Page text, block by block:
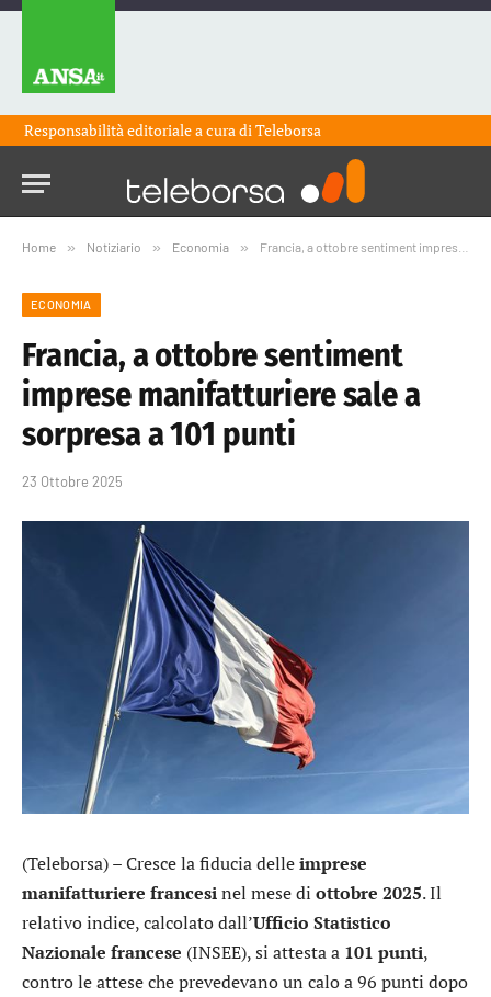
Responsabilità editoriale a cura diTeleborsa
Home » Notiziario » Economia » Francia, a ottobre sentiment imprese manifatturiere sale a sorpresa a 101 punti
ECONOMIA
Francia, a ottobre sentiment
imprese manifatturiere sale a
sorpresa a 101 punti
23 Ottobre 2025
(Teleborsa) – Cresce la fiducia delleimprese
manifatturiere francesinel mese di ottobre 2025. Il
relativo indice, calcolato dall’Ufficio Statistico
Nazionale francese (INSEE), si attesta a 101 punti,
contro le attese che prevedevano un calo a 96 punti dopo